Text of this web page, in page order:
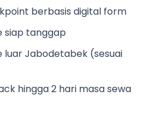
berbasis digital form
siap tanggap
luar Jabodetabek (sesuai
hingga 2 hari masa sewa